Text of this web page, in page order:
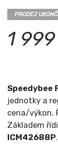
PRODEJ
1
Speedybee
jednotky a
cena/výkon.
Základem
ICM42688P